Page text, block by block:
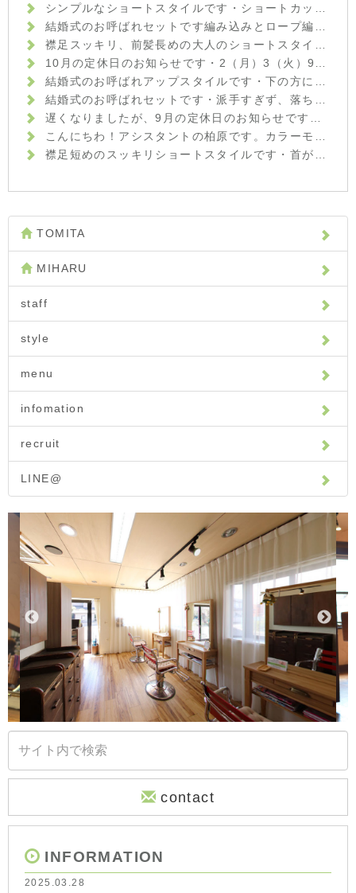
シンプルなショートスタイルです️・ショートカットは、頭の形をいかにキレイに見せるかがポイントです☆後頭部の頭の丸みを出し、襟足がスッキリしまるようにカットさせていただきました・お家でのセットもハンドブローでOKですハンドブローのコツもきちんとお伝えしていきますよ(^-^)・『ショートカットにしてみたいけど慣れていないから不安…』という方も、ぜひ一度ご相談にいらして下さいね！・イマジン富久山 山崎・#hair #hairstyle #fashion #makeup #beauty #shorthair #mediumhair #bob #longhair #ヘア #ヘアスタイル #ファッション #メイクアップ #ビューティ #ショートヘア #ショートボブ #ボブ #ミディアムヘア #ロングヘア #福島 #郡山市 #郡山美容室 #富久山 #美容室イマジン #イマジンヘアー
結婚式のお呼ばれセットです️編み込みとロープ編みを組み合わせてみました☆・ワンピースの柔らかい上品な雰囲気に合わせて、まとめすぎず崩しすぎない、大人可愛いセットにしました！・まだまだ結婚式シーズンですので、セットでお悩みの方はぜひご相談くださいね♪・#hair #hairstyle #fashion #makeup #beauty #hairarrange #medium #longhair #bob #shorthair #ヘアスタイル #ファッション #メイクアップ #ビューティー #ヘアアレンジ #編み込みアレンジ #結婚式ヘアセット #福島県 #郡山美容室 #富久山 #美容室イマジン #イマジンヘアー #
襟足スッキリ、前髪長めの大人のショートスタイルです️・顔周りや襟足が短めなので、ボーイッシュな印象になりすぎないよう前髪を長めにして少し女性らしさをプラスしました・カラーはグレイ系のモノトーンアッシュをベースに、暖かみのあるウォームブラウンを足してより深みとツヤをプラスした、秋冬のアッシュカラーです♪・光の当たり方によってアッシュっぽく見えたり、暖色系のブラウンに見えたり、楽しみ方も色々です♪グレイカラーでも色味を楽しんでみませんか⁇・髪や頭皮のお悩みなど、何でもご相談ください☆・イマジン富久山 山崎・#hair #hairstyle #fashion #makeup #beauty #haircolor #shorthair #longhair #mediumhair #bob #ヘアスタイル #ファッション #メイクアップ #ビューティ #ショートヘア #ショートボブ #ボブヘアー #ロングヘア #ヘアカラーアッシュ #秋カラー #throwカラー #throw #モノトーンアッシュ #福島 #郡山美容室 #富久山 #美容室イマジン #イマジンヘアー
10月の定休日のお知らせです︎・2（月）3（火）9（月）16（月）17（火）23（月）30（月）・となっております！ご迷惑おかけしますがよろしくお願いいたしますm(__)m・#hairstyle #hair #fashion #makeup #beauty #shorthair #medium #bob #longhair #perm #haircolor #ヘア #ファッション #メイクアップ #ビューティ #ショートヘア #ボブヘアー #ショートボブ #ミディアムヘア #ロングヘア #福島 #郡山 #郡山美容室 #美容室イマジン #イマジンヘアー #富久山
結婚式のお呼ばれアップスタイルです︎・下の方にお団子をつくり、上品な雰囲気に♪カチッとしすぎないように、ラフに崩したのもポイントです！・パンツスタイルでご出席とのことでしたので、可愛すぎない大人のお団子スタイルにしてみました・結婚式お呼ばれのお客様がだんだんと増えてきました！セットでお悩みの方は、ぜひご相談下さい☆・山崎・#hair #hairstyle #hairarrange #fashion #makeup #beauty #longhair #medium #bob #shorthair #ヘア #ヘアアレンジ #波ウェーブ #お団子ヘア #お呼ばれヘア #結婚式 #ラフアレンジ #福島 #郡山美容室 #富久山 #美容室イマジン #イマジンヘアー #ヘア #メイク #ファッション #ビューティー
結婚式のお呼ばれセットです︎・派手すぎず、落ち着きすぎない上品なハーフアップスタイルに☆・トップはアイロンでウェーブをつけてからほぐし、フワッとさせているのがポイントです！・お呼ばれの増える時期ですので、セットでお悩みの方は気軽にご相談下さいね️・ #hairstyle #hair #beauty #fashion #makeup #medium #longhair #bob #shorthair #hairarrange #ヘアスタイル #ビューティー #ファッション #メイクアップ #ミディアムボブ #ロングヘア #ボブ #ショート #ヘアアレンジ #ハーフアップ #お呼ばれヘア #結婚式ヘア #福島県 #郡山市美容室 #美容室イマジン #イマジンヘアー #富久山
遅くなりましたが、9月の定休日のお知らせです！・4（月）5（火）11（月）18（月）19（火）25（月）・が定休日となっております！ご迷惑おかけしますがよろしくお願いいたしますm(_ _)m・土日もまだご予約お取りできる時間帯がありますので、ぜひご連絡下さいね☆・#hair #hairstyle #fashion #makeup #beauty #bob #medium #longhair #shorthair #外はね #外はねボブ #黒髪 #黒髪ボブ #カジュアル #ヘア #メイクアップ #ファッション #ビューティー #福島 #郡山美容室 #富久山 #美容室イマジン #イマジンヘアー
こんにちわ！アシスタントの柏原です。カラーモデルとしてきて頂いた方です。秋ということでカーキ×グレージュで染めさせて頂きました！名付けてカーキグレージュです！！白髪染め ファッションカラーのモデル募集しておりますので是非お越しください！・・・#美容室#imagine#イマジン#郡山市#アシスタント#カラーモデル#ファッションカラー#ショートボブ#カーキグレージュ#
襟足短めのスッキリショートスタイルです︎・首がキレイに見えますね☆・ポイントは、後頭部にふっくらした丸みをつけたところです！頭の形がキレイに見えます☆・ササっとハンドブローでも簡単にスタイルが決まる楽チンヘアです。・髪の悩みや疑問など、何でもご相談下さいね！・山崎・#hair #hairstyle #fashion #makeup #beauty #shorthair #medium #bob #longhair #ヘア #ヘアスタイル #ファッション #メイクアップ #ビューティー #ショートヘア #ショートボブ #ボブヘアー #ミディアム #ロングヘア #襟足スッキリ #福島 #郡山美容室 #富久山 #美容室イマジン #イマジンヘアー
TOMITA
MIHARU
staff
style
menu
infomation
recruit
LINE@
contact
INFORMATION
2025.03.28